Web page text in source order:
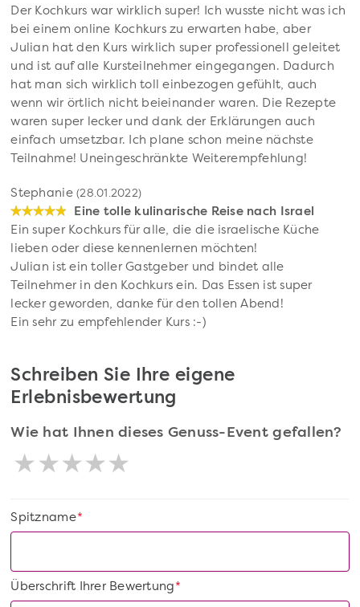
Der Kochkurs war wirklich super! Ich wusste nicht was ich
bei einem online Kochkurs zu erwarten habe, aber
Julian hat den Kurs wirklich super professionell geleitet
und ist auf alle Kursteilnehmer eingegangen. Dadurch
hat man sich wirklich toll einbezogen gefühlt, auch
wenn wir örtlich nicht beieinander waren. Die Rezepte
waren super lecker und dank der Erklärungen auch
einfach umsetzbar. Ich plane schon meine nächste
Teilnahme! Uneingeschränkte Weiterempfehlung!
Stephanie(28.01.2022)
Eine tolle kulinarische Reise nach Israel
Ein super Kochkurs für alle, die die israelische Küche
lieben oder diese kennenlernen möchten!
Julian ist ein toller Gastgeber und bindet alle
Teilnehmer in den Kochkurs ein. Das Essen ist super
lecker geworden, danke für den tollen Abend!
Ein sehr zu empfehlender Kurs :-)
Schreiben Sie Ihre eigene
Erlebnisbewertung
Wie hat Ihnen dieses Genuss-Event gefallen?
*
Spitzname
*
Überschrift Ihrer Bewertung